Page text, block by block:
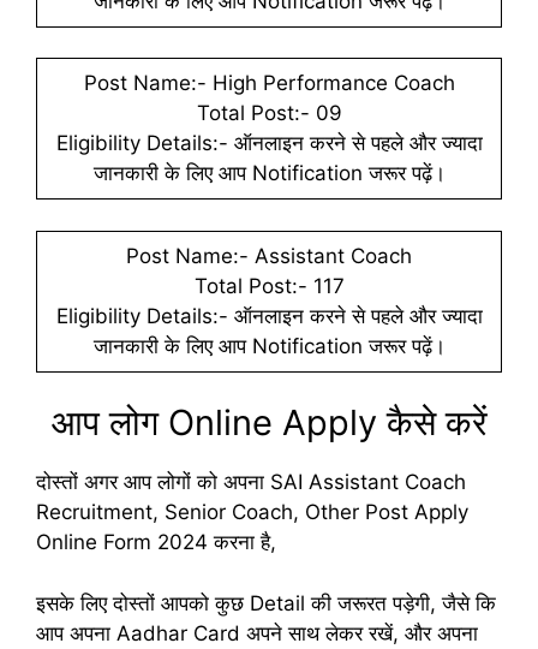
Post Name:- High Performance Coach
Total Post:- 09
Eligibility Details:- ऑनलाइन करने से पहले और ज्यादा
जानकारी के लिए आप Notification जरूर पढ़ें।
Post Name:- Assistant Coach
Total Post:- 117
Eligibility Details:- ऑनलाइन करने से पहले और ज्यादा
जानकारी के लिए आप Notification जरूर पढ़ें।
आप लोग Online Apply कैसे करें
दोस्तों अगर आप लोगों को अपना SAI Assistant Coach
Recruitment, Senior Coach, Other Post Apply
Online Form 2024 करना है,
इसके लिए दोस्तों आपको कुछ Detail की जरूरत पड़ेगी, जैसे कि
आप अपना Aadhar Card अपने साथ लेकर रखें, और अपना